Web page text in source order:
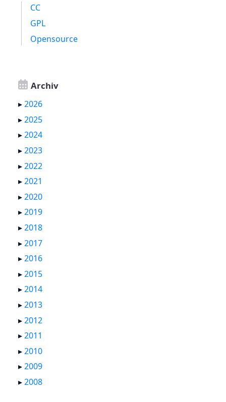
CC
GPL
Opensource
Archiv
▸2026
▸2025
▸2024
▸2023
▸2022
▸2021
▸2020
▸2019
▸2018
▸2017
▸2016
▸2015
▸2014
▸2013
▸2012
▸2011
▸2010
▸2009
▸2008